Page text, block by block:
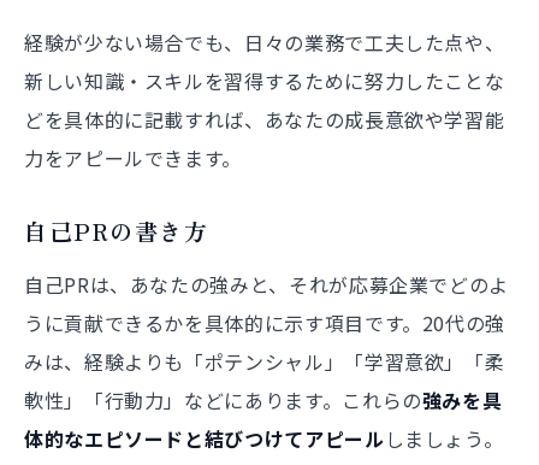
経験が少ない場合でも、日々の業務で工夫した点や、
新しい知識・スキルを習得するために努力したことな
どを具体的に記載すれば、あなたの成長意欲や学習能
力をアピールできます。
自己PRの書き方
自己PRは、あなたの強みと、それが応募企業でどのよ
うに貢献できるかを具体的に示す項目です。20代の強
みは、経験よりも「ポテンシャル」「学習意欲」「柔
軟性」「行動力」などにあります。これらの強みを具
体的なエピソードと結びつけてアピールしましょう。